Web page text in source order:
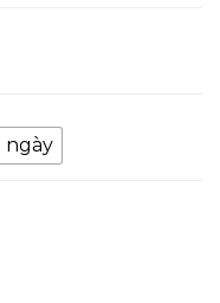
ngày